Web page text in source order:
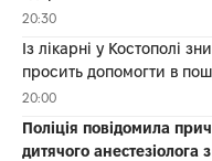
20:30
Із лікарні у Костополі
просить допомогти в
20:00
Поліція повідомила
дитячого анестезіолога